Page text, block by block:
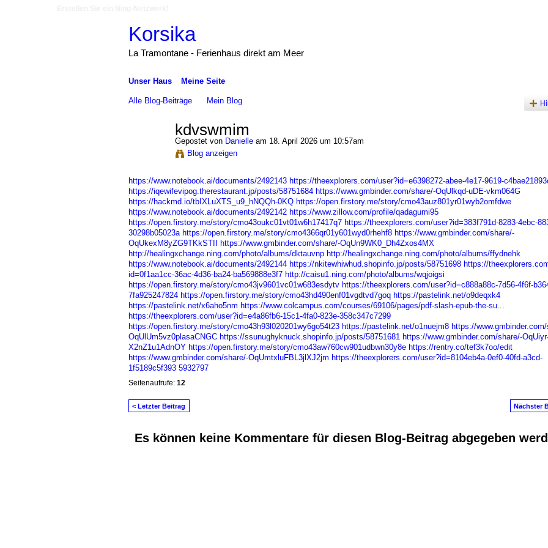
Korsika
La Tramontane - Ferienhaus direkt am Meer
Unser Haus Meine Seite
Alle Blog-Beiträge Mein Blog
kdvswmim
Gepostet von Danielleam 18. April 2026 um 10:57am
Blog anzeigen
https://www.notebook.ai/documents/2492143 https://theexplorers.com/user?id=e6398272-abee-4e17-9619-
https://iqewifevipog.therestaurant.jp/posts/58751684 https://www.gmbinder.com/share/-OqUlkqd-uDE-vkm064G
https://hackmd.io/tbIXLuXTS_u9_hNQQh-0KQ https://open.firstory.me/story/cmo43auz801yr01wyb2omfdwe
https://www.notebook.ai/documents/2492142 https://www.zillow.com/profile/qadagumi95
https://open.firstory.me/story/cmo43oukc01vt01w6h17417q7 https://theexplorers.com/user?id=383f791d-8283-4ebc-
30298b05023a https://open.firstory.me/story/cmo4366qr01y601wyd0rhehf8 https://www.gmbinder.com/share/-
OqUkexM8yZG9TKkSTII
https://www.gmbinder.com/share/-OqUn9WK0_Dh4Zxos4MX
http://healingxchange.ning.com/photo/albums/dktauvnp http://healingxchange.ning.com/photo/albums/ffydnehk
https://www.notebook.ai/documents/2492144 https://nkitewhiwhud.shopinfo.jp/posts/58751698 https://
id=0f1aa1cc-36ac-4d36-ba24-ba569888e3f7 http://caisu1.ning.com/photo/albums/wqjoigsi
https://open.firstory.me/story/cmo43jv9601vc01w683esdytv https://theexplorers.com/user?id=c888a88c-7d56-4f6f-
7fa925247824 https://open.firstory.me/story/cmo43hd490enf01vgdtvd7goq https://pastelink.net/o9deqxk4
https://pastelink.net/x6aho5nm https://www.colcampus.com/courses/69106/pages/pdf-slash-epub-the-su...
https://theexplorers.com/user?id=e4a86fb6-15c1-4fa0-823e-358c347c7299
https://open.firstory.me/story/cmo43h93l020201wy6go54t23 https://pastelink.net/o1nuejm8 https://
OqUlUm5vz0plasaCNGC https://ssunughyknuck.shopinfo.jp/posts/58751681 https://www.gmbinder.com/share/-
X2nZ1u1AdnOY https://open.firstory.me/story/cmo43aw760cw901udbwn30y8e https://rentry.co/tef3k7oo/edit
https://www.gmbinder.com/share/-OqUmtxluFBL3jlXJ2jm https://theexplorers.com/user?id=8104eb4a-0ef0-40fd-a3cd-
1f5189c5f393 5932797
Seitenaufrufe: 12
< Letzter Beitrag Nächster
Es können keine Kommentare für diesen Blog-Beitrag abgegeben